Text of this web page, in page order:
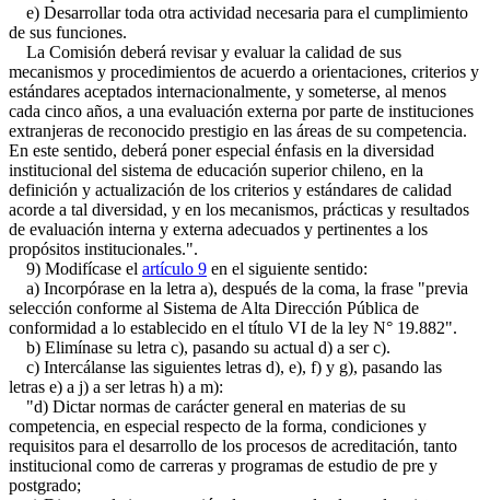
e) Desarrollar toda otra actividad necesaria para el cumplimiento
de sus funciones.
La Comisión deberá revisar y evaluar la calidad de sus
mecanismos y procedimientos de acuerdo a orientaciones, criterios y
estándares aceptados internacionalmente, y someterse, al menos
cada cinco años, a una evaluación externa por parte de instituciones
extranjeras de reconocido prestigio en las áreas de su competencia.
En este sentido, deberá poner especial énfasis en la diversidad
institucional del sistema de educación superior chileno, en la
definición y actualización de los criterios y estándares de calidad
acorde a tal diversidad, y en los mecanismos, prácticas y resultados
de evaluación interna y externa adecuados y pertinentes a los
propósitos institucionales.".
9) Modifícase el artículo 9 en el siguiente sentido:
a) Incorpórase en la letra a), después de la coma, la frase "previa
selección conforme al Sistema de Alta Dirección Pública de
conformidad a lo establecido en el título VI de la ley N° 19.882".
b) Elimínase su letra c), pasando su actual d) a ser c).
c) Intercálanse las siguientes letras d), e), f) y g), pasando las
letras e) a j) a ser letras h) a m):
"d) Dictar normas de carácter general en materias de su
competencia, en especial respecto de la forma, condiciones y
requisitos para el desarrollo de los procesos de acreditación, tanto
institucional como de carreras y programas de estudio de pre y
postgrado;